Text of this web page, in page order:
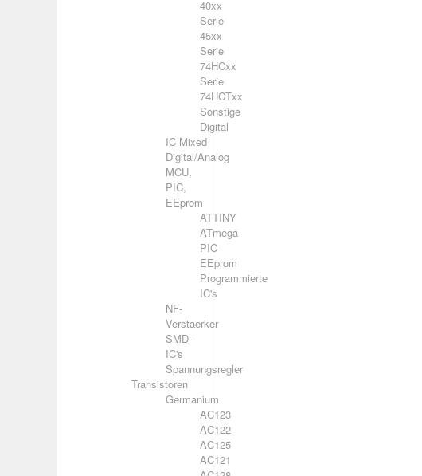
40xx
Serie
45xx
Serie
74HCxx
Serie
74HCTxx
Sonstige
Digital
IC Mixed
Digital/Analog
MCU,
PIC,
EEprom
ATTINY
ATmega
PIC
EEprom
Programmierte
IC's
NF-
Verstaerker
SMD-
IC's
Spannungsregler
Transistoren
Germanium
AC123
AC122
AC125
AC121